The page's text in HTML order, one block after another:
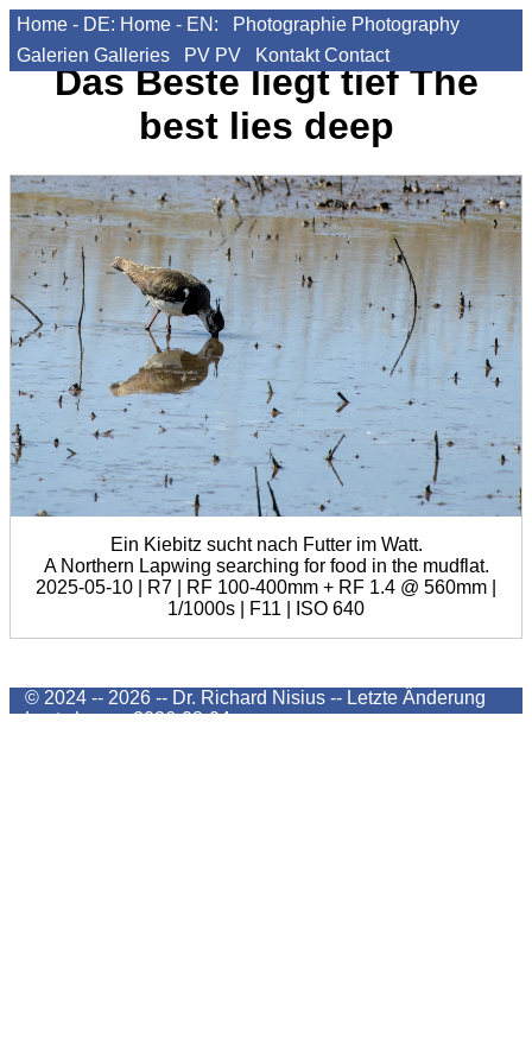
Home - DE: Home - EN: Photographie Photography
Galerien Galleries PV PV Kontakt Contact
Das Beste liegt tiefThe
best lies deep
Ein Kiebitz sucht nach Futter im Watt.
A Northern Lapwing searching for food in the mudflat.
2025-05-10 | R7 | RF 100-400mm + RF 1.4 @ 560mm |
1/1000s | F11 | ISO 640
© 2024 -- 2026 -- Dr. Richard Nisius -- Letzte Änderung
Last change2026-08-04